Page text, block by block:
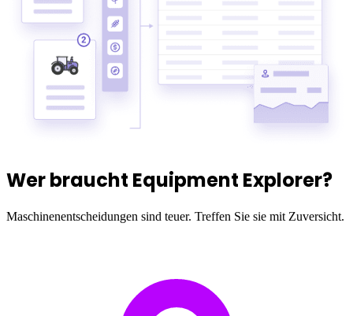
Wer braucht Equipment Explorer?
Maschinenentscheidungen sind teuer. Treffen Sie sie mit Zuversicht.